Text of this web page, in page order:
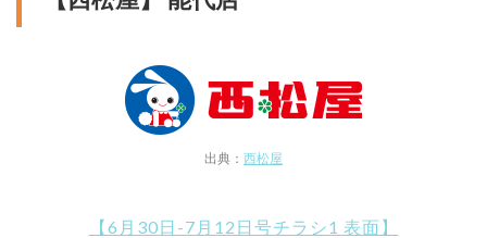
出典： 西松屋
【6月30日-7月12日号チラシ1 表面】